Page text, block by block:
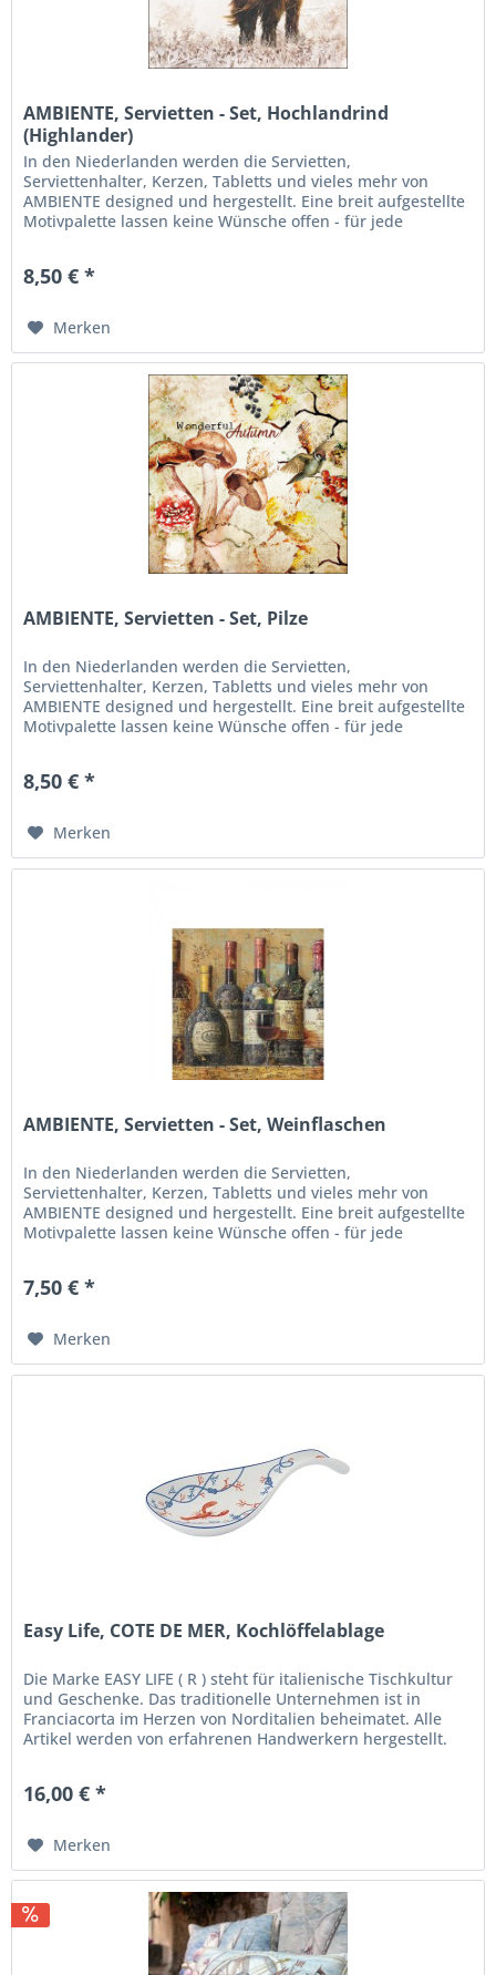
AMBIENTE, Servietten - Set, Hochlandrind
(Highlander)
In den Niederlanden werden die Servietten,
Serviettenhalter, Kerzen, Tabletts und vieles mehr von
AMBIENTE designed und hergestellt. Eine breit aufgestellte
Motivpalette lassen keine Wünsche offen - für jede
8,50 € *
Merken
AMBIENTE, Servietten - Set, Pilze
In den Niederlanden werden die Servietten,
Serviettenhalter, Kerzen, Tabletts und vieles mehr von
AMBIENTE designed und hergestellt. Eine breit aufgestellte
Motivpalette lassen keine Wünsche offen - für jede
8,50 € *
Merken
AMBIENTE, Servietten - Set, Weinflaschen
In den Niederlanden werden die Servietten,
Serviettenhalter, Kerzen, Tabletts und vieles mehr von
AMBIENTE designed und hergestellt. Eine breit aufgestellte
Motivpalette lassen keine Wünsche offen - für jede
7,50 € *
Merken
Easy Life, COTE DE MER, Kochlöffelablage
Die Marke EASY LIFE ( R ) steht für italienische Tischkultur
und Geschenke. Das traditionelle Unternehmen ist in
Franciacorta im Herzen von Norditalien beheimatet. Alle
Artikel werden von erfahrenen Handwerkern hergestellt.
16,00 € *
Merken